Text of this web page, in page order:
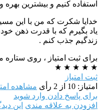
استفاده کنیم و بیشترین بهره
خدایا شکرت که من با این
یاد بگیرم که با قدرت ذهن
زندگیم جذب کنم .
برای ثبت امتیاز ، روی ستاره
★
★
★
★
★
ثبت امتیاز
امتیاز: 10 از 2 رأی
مشاهده
برای پاسخ دادن وارد شوید
افزودن به علاقه مندی این